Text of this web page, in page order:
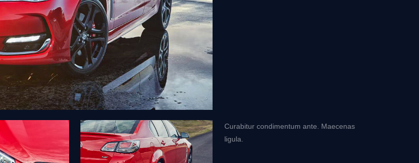
Curabitur condimentum ante. Maecenas
ligula.